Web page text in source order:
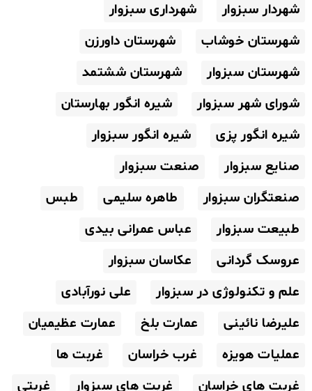
شهردار سبزوار
شهرداری سبزوار
شهرستان خوشاب
شهرستان داورزن
شهرستان سبزوار
شهرستان ششتمد
شورای شهر سبزوار
شیره انگور بهارستان
شیره انگور پزی
شیره انگور سبزوار
صنایع سبزوار
صنعت سبزوار
صنعتگران سبزوار
طاهره سلیمی
طبس
طبیعت سبزوار
عباس عمرانی بیدی
عروسک گردانی
عکاسان سبزوار
علم و تکنولوژی در سبزوار
علی نورآبادی
علیرضا نائینی
عمارت بلخ
عمارت عظیمیان
عملیات هویزه
غرب خراسان
غربت ها
غربت های خراسان
غربت های سبزوار
غربتی